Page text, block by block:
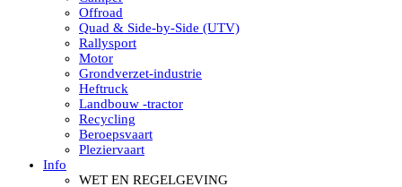
Led werklamp ovaal
Led werklamp kleur wit
Combinatie LED werklampen
Led achteruitrijverlichting
Led onderbouw achteruitrijlamp
Led werklamp industrieel
Led veiligheidsverlichting
Led werklamp tractor
Led werklamp ADR
Led werklamp drukwaterdicht IP69K
Led werklampen assortiment Tralert
Offroad
Quad & Side-by-Side (UTV)
Rallysport
Motor
Grondverzet-industrie
Heftruck
Landbouw -tractor
Recycling
Beroepsvaart
Pleziervaart
Info
WET EN REGELGEVING